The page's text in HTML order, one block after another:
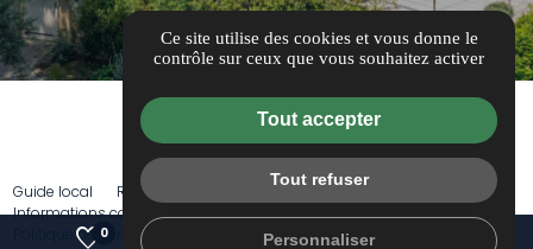
favorite0 receipt_long
Guide local Références Actualités
Idées et conseils
Informations complémentaires
Mentions légales
Politique de confidentialité
Gestion des cookies
Ce site utilise des cookies et vous donne le
contrôle sur ceux que vous souhaitez activer
Tout accepter
Tout refuser
Personnaliser